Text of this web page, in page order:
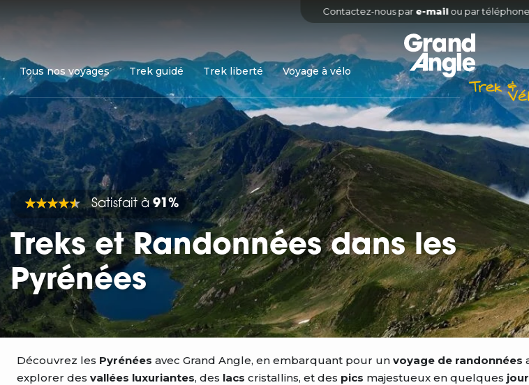
Contactez-nous pare-mailou par
Tous nos voyages Trek guidé Trek liberté Voyage à vélo
Satisfait à91%
Treks et Randonnées dans les
Pyrénées
Découvrez les Pyrénées avec Grand Angle, en embarquant pour un voyage de randonnées
explorer des vallées luxuriantes, des lacs cristallins, et des pics majestueux en quelques